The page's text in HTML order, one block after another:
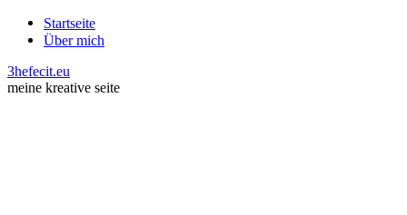
Startseite
Über mich
3hefecit.eu
meine kreative seite